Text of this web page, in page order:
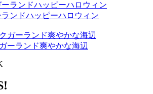
ランドハッピーハロウィン
ーランド爽やかな海辺